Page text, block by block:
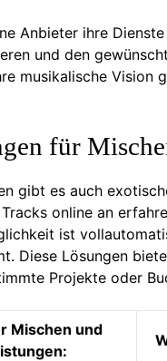
Anbieter ihre
und den
musikalische Vision
für
gibt es auch
online an
ist
Diese Lösungen
Projekte oder
Mischen und